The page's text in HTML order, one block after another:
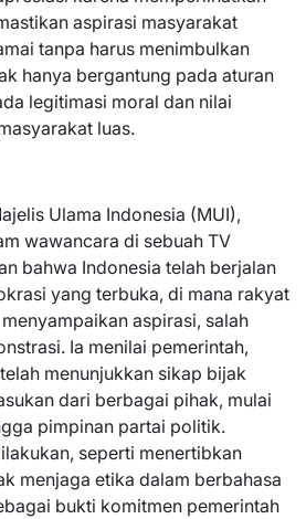
aspirasi masyarakat
tanpa harus menimbulkan
hanya bergantung pada aturan
legitimasi moral dan nilai
luas.
Ulama Indonesia (MUI),
wawancara di sebuah TV
bahwa Indonesia telah berjalan
yang terbuka, di mana rakyat
aspirasi, salah
Ia menilai pemerintah,
menunjukkan sikap bijak
dari berbagai pihak, mulai
pimpinan partai politik.
seperti menertibkan
menjaga etika dalam berbahasa
bukti komitmen pemerintah